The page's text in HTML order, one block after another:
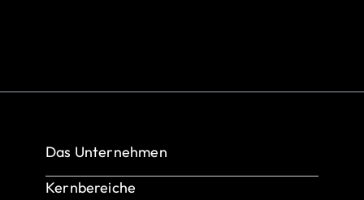
Das Unternehmen
Über uns
Kernbereiche